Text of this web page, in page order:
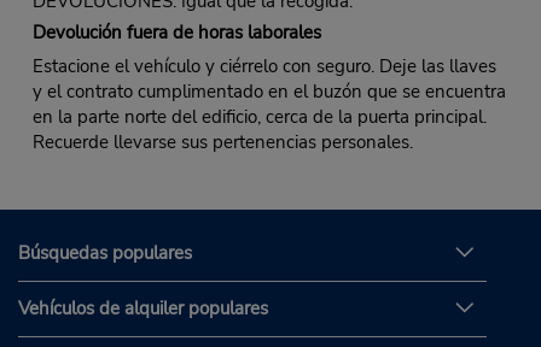
Devolución fuera de horas laborales
Estacione el vehículo y ciérrelo con seguro. Deje las llaves
y el contrato cumplimentado en el buzón que se encuentra
en la parte norte del edificio, cerca de la puerta principal.
Recuerde llevarse sus pertenencias personales.
Búsquedas populares
Vehículos de alquiler populares